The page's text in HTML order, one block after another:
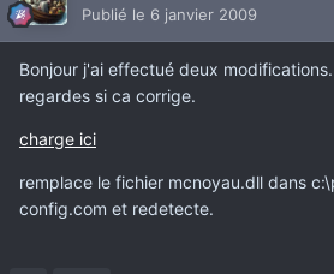
Publié le 6 janvier 2009
Bonjour j'ai effectué deux
regardes si ca corrige.
charge ici
remplace le fichier mcnoyau.dll dans
config.com et redetecte.